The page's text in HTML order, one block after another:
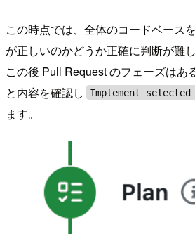
この時点では、全体のコードベース
が正しいのかどうか正確に判断が難
この後 Pull Request のフェーズはあ
と内容を確認し
Implement
ます。